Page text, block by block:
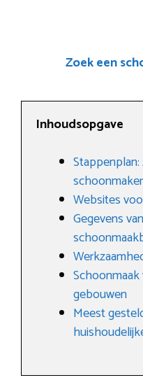
Zoek een
Inhoudsopgave
Websites
Gegevens
gebouwen
Meest